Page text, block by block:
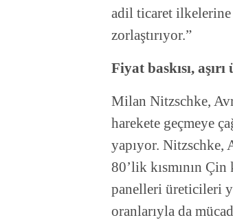
adil ticaret
zorlaştırıyor.”
Fiyat baskısı,
Milan Nitzschke,
harekete geçmeye
yapıyor. Nitzschke,
80’lik kısmının
panelleri üreticileri
oranlarıyla da